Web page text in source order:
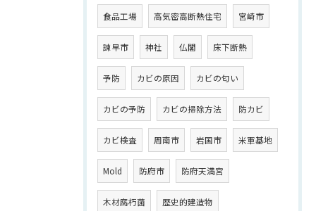
食品工場 高気密高断熱住宅 宮崎市
諫早市 神社 仏閣 床下断熱
予防 カビの原因 カビの匂い
カビの予防 カビの掃除方法 防カビ
カビ検査 周南市 岩国市 米軍基地
Mold 防府市 防府天満宮
木材腐朽菌 歴史的建造物